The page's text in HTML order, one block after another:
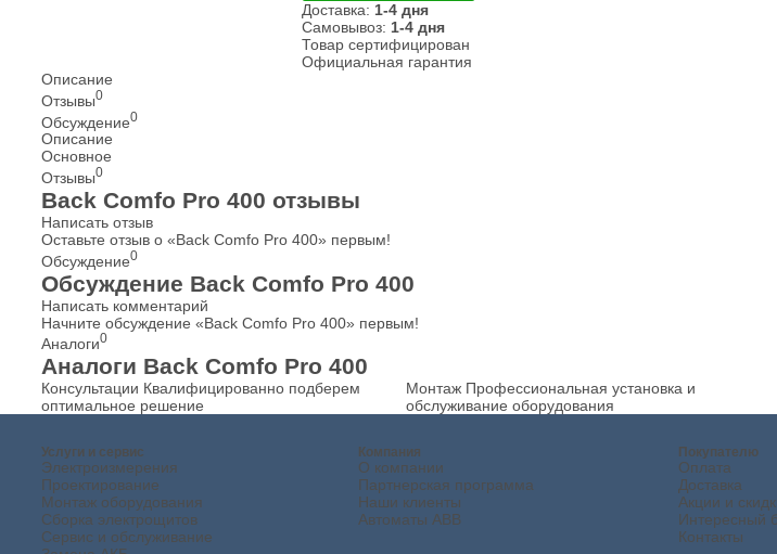
Доставка: 1-4 дня
Самовывоз: 1-4 дня
Товар сертифицирован
Официальная гарантия
Описание
Отзывы0
Обсуждение0
Описание
Основное
Отзывы0
Back Comfo Pro 400 отзывы
Написать отзыв
Оставьте отзыв о «Back Comfo Pro 400» первым!
Обсуждение0
Обсуждение Back Comfo Pro 400
Написать комментарий
Начните обсуждение «Back Comfo Pro 400» первым!
Аналоги0
Аналоги Back Comfo Pro 400
Консультации Квалифицированно подберем
оптимальное решение
Монтаж Профессиональная установка и
обслуживание оборудования
Услуги и сервис
Электроизмерения
Проектирование
Монтаж оборудования
Сборка электрощитов
Сервис и обслуживание
Компания
О компании
Партнерская программа
Наши клиенты
Автоматы ABB
Покупателю
Оплата
Доставка
Акции и
Интересный
Контакты